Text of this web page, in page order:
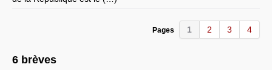
Pages 1 2 3 4
6 brèves